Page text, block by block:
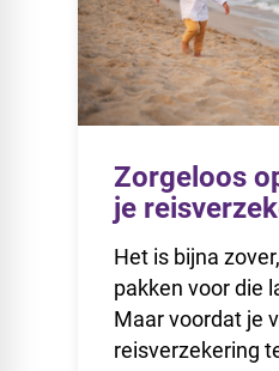
Zorgeloos
je
Het is bijna
pakken voor die
Maar voordat je
reisverzekering